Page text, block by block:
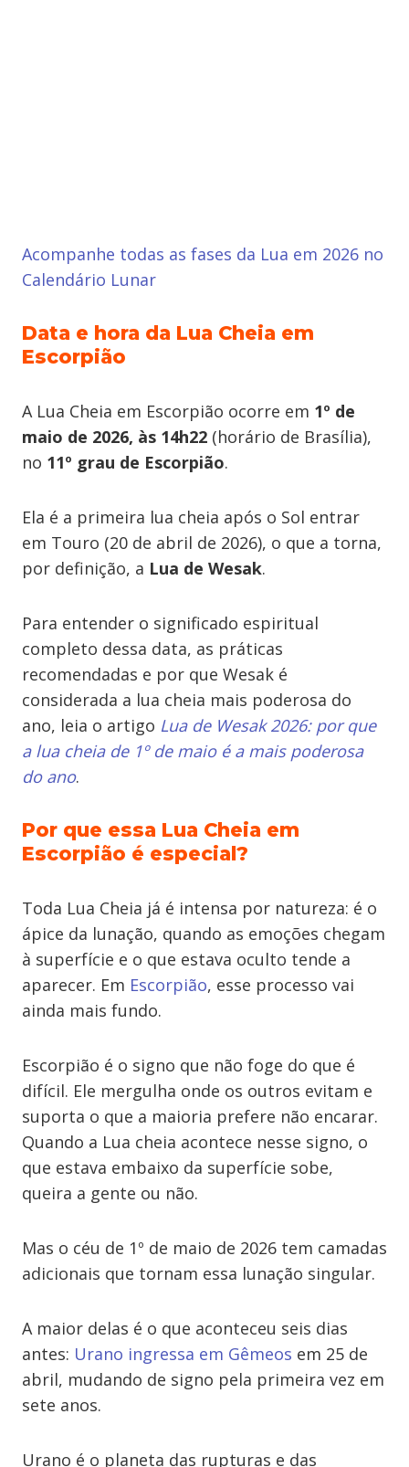
Acompanhe todas as fases da Lua em 2026 no
Calendário Lunar
Data e hora da Lua Cheia em
Escorpião
A Lua Cheia em Escorpião ocorre em 1º de
maio de 2026, às 14h22 (horário de Brasília),
no 11º grau de Escorpião.
Ela é a primeira lua cheia após o Sol entrar
em Touro (20 de abril de 2026), o que a torna,
por definição, a Lua de Wesak.
Para entender o significado espiritual
completo dessa data, as práticas
recomendadas e por que Wesak é
considerada a lua cheia mais poderosa do
ano, leia o artigo Lua de Wesak 2026: por que
a lua cheia de 1º de maio é a mais poderosa
do ano.
Por que essa Lua Cheia em
Escorpião é especial?
Toda Lua Cheia já é intensa por natureza: é o
ápice da lunação, quando as emoções chegam
à superfície e o que estava oculto tende a
aparecer. Em Escorpião, esse processo vai
ainda mais fundo.
Escorpião é o signo que não foge do que é
difícil. Ele mergulha onde os outros evitam e
suporta o que a maioria prefere não encarar.
Quando a Lua cheia acontece nesse signo, o
que estava embaixo da superfície sobe,
queira a gente ou não.
Mas o céu de 1º de maio de 2026 tem camadas
adicionais que tornam essa lunação singular.
A maior delas é o que aconteceu seis dias
antes: Urano ingressa em Gêmeos em 25 de
abril, mudando de signo pela primeira vez em
sete anos.
Urano é o planeta das rupturas e das